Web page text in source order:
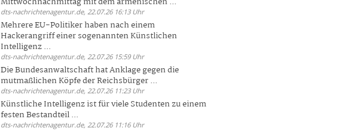
dts-nachrichtenagentur.de, 22.07.26 16:13 Uhr
Mehrere EU-Politiker haben nach einem
Hackerangriff einer sogenannten Künstlichen
Intelligenz ...
dts-nachrichtenagentur.de, 22.07.26 15:59 Uhr
Die Bundesanwaltschaft hat Anklage gegen die
mutmaßlichen Köpfe der Reichsbürger ...
dts-nachrichtenagentur.de, 22.07.26 11:23 Uhr
Künstliche Intelligenz ist für viele Studenten zu einem
festen Bestandteil ...
dts-nachrichtenagentur.de, 22.07.26 11:16 Uhr